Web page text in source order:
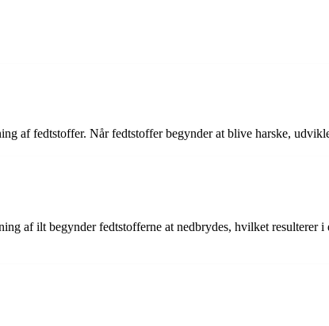
af fedtstoffer. Når fedtstoffer begynder at blive harske,
af ilt begynder fedtstofferne at nedbrydes, hvilket resulterer i